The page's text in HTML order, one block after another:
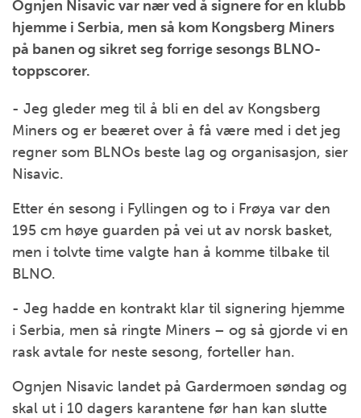
Ognjen Nisavic var nær ved å signere for en klubb
hjemme i Serbia, men så kom Kongsberg Miners
på banen og sikret seg forrige sesongs BLNO-
toppscorer.
- Jeg gleder meg til å bli en del av Kongsberg
Miners og er beæret over å få være med i det jeg
regner som BLNOs beste lag og organisasjon, sier
Nisavic.
Etter én sesong i Fyllingen og to i Frøya var den
195 cm høye guarden på vei ut av norsk basket,
men i tolvte time valgte han å komme tilbake til
BLNO.
- Jeg hadde en kontrakt klar til signering hjemme
i Serbia, men så ringte Miners – og så gjorde vi en
rask avtale for neste sesong, forteller han.
Ognjen Nisavic landet på Gardermoen søndag og
skal ut i 10 dagers karantene før han kan slutte